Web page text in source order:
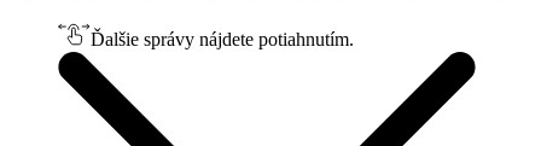
Ďalšie správy nájdete potiahnutím.